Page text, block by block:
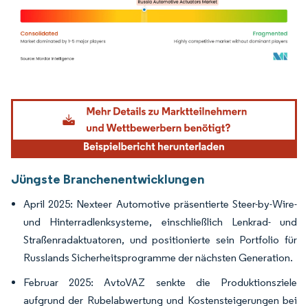
Bild © Mordor Intelligence. Wiederverwendung erfordert Namensnennung gemäß
Jüngste Branchenentwicklungen
April 2025: Nexteer Automotive präsentierte Steer-by-Wire-
und Hinterradlenksysteme, einschließlich Lenkrad- und
Straßenradaktuatoren, und positionierte sein Portfolio für
Russlands Sicherheitsprogramme der nächsten Generation.
Februar 2025: AvtoVAZ senkte die Produktionsziele
aufgrund der Rubelabwertung und Kostensteigerungen bei